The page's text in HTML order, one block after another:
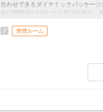
合わせできるダイナミックパッケー
旅行期間中の1泊だけの宿泊や延泊・
オプションでレンタカーや現地交通
います。
夕 禁煙ルーム